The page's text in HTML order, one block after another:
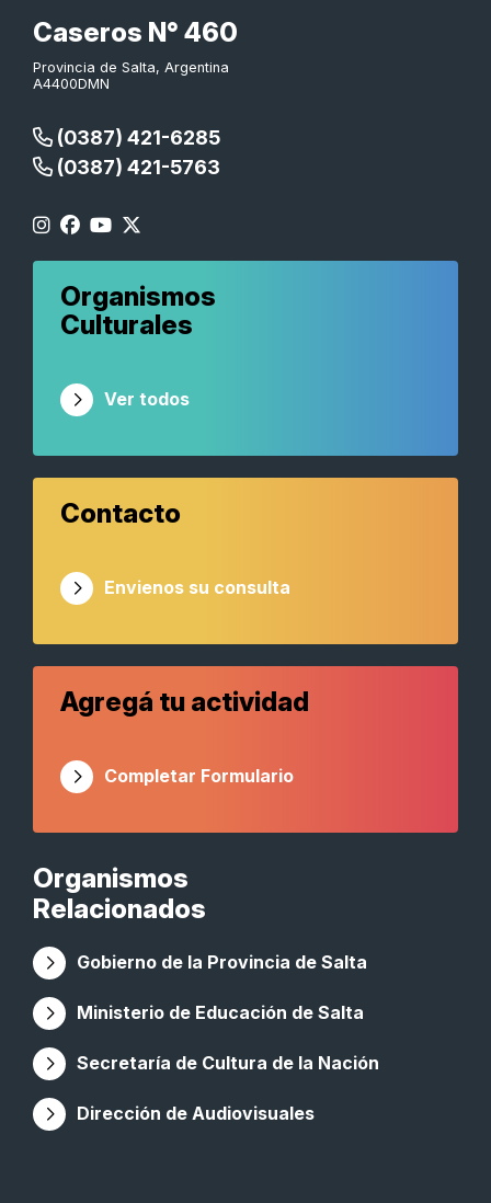
Caseros N° 460
Provincia de Salta, Argentina
A4400DMN
(0387) 421-6285
(0387) 421-5763
Organismos
Relacionados
Gobierno de la Provincia de Salta
Ministerio de Educación de Salta
Secretaría de Cultura de la Nación
Dirección de Audiovisuales
Organismos
Culturales
Ver todos
Contacto
Envienos su consulta
Agregá tu actividad
Completar Formulario